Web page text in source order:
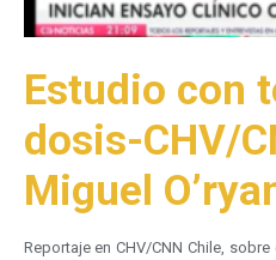
Estudio con
dosis-CHV/
Miguel
Reportaje en CHV/CNN Chile,